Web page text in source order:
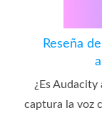
Reseña
¿Es Audacity
captura la voz